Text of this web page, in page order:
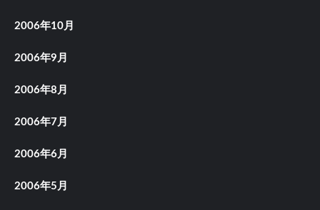
2006年10月
2006年9月
2006年8月
2006年7月
2006年6月
2006年5月